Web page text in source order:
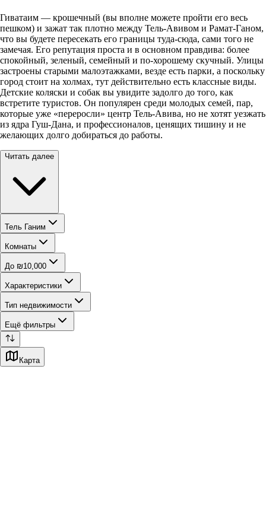
Гиватаим — крошечный (вы вполне можете пройти его весь
пешком) и зажат так плотно между Тель-Авивом и Рамат-Ганом,
что вы будете пересекать его границы туда-сюда, сами того не
замечая. Его репутация проста и в основном правдива: более
спокойный, зеленый, семейный и по-хорошему скучный. Улицы
застроены старыми малоэтажками, везде есть парки, а поскольку
город стоит на холмах, тут действительно есть классные виды.
Детские коляски и собак вы увидите задолго до того, как
встретите туристов. Он популярен среди молодых семей, пар,
которые уже «переросли» центр Тель-Авива, но не хотят уезжать
из ядра Гуш-Дана, и профессионалов, ценящих тишину и не
желающих долго добираться до работы.
Читать далее
Тель Ганим
Комнаты
До ₪10,000
Характеристики
Тип недвижимости
Ещё фильтры
Карта